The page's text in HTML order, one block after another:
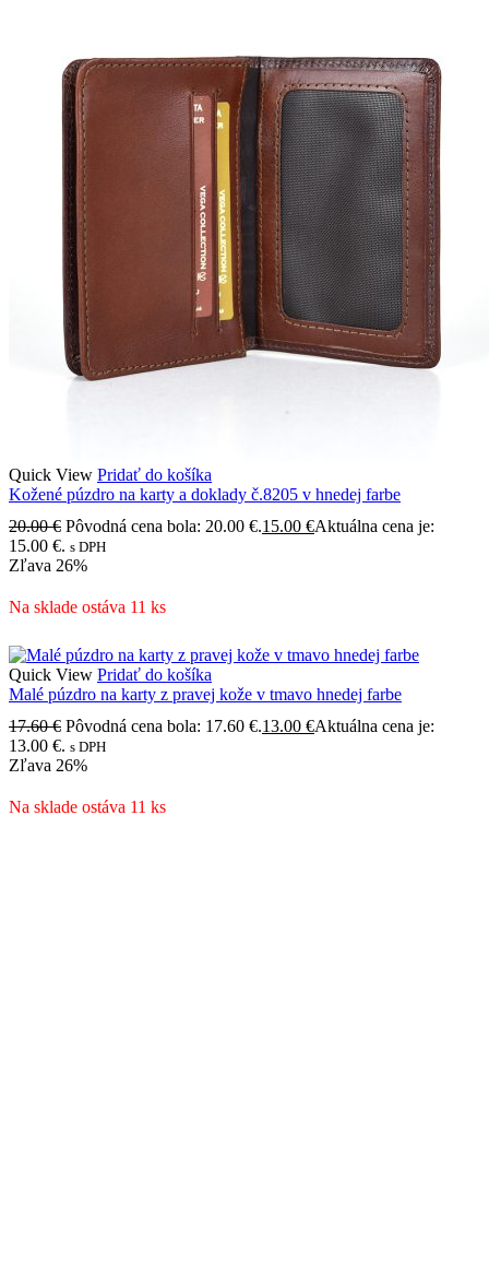
Quick View Pridať do košíka
Kožené púzdro na karty a doklady č.8205 v hnedej farbe
20.00€ Pôvodná cena bola: 20.00 €.15.00 €Aktuálna cena je:
15.00 €. s DPH
Zľava 26%
Na sklade ostáva 11 ks
Quick View Pridať do košíka
Malé púzdro na karty z pravej kože v tmavo hnedej farbe
17.60€ Pôvodná cena bola: 17.60 €.13.00 €Aktuálna cena je:
13.00 €. s DPH
Zľava 26%
Na sklade ostáva 11 ks